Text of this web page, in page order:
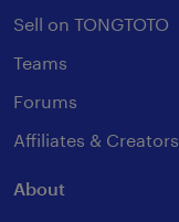
Sell on TONGTOTO
Teams
Forums
Affiliates & Creators
About